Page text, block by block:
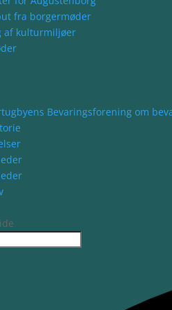
fra borgermøder
af kulturmiljøer
Bevaringsforening om